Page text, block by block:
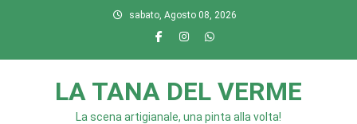
sabato, Agosto 08, 2026
LA TANA DEL VERME
La scena artigianale, una pinta alla volta!